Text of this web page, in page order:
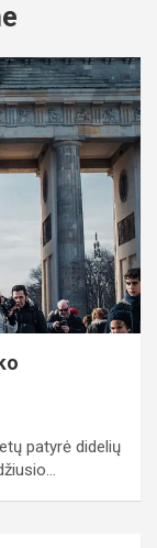
patyrė didelių